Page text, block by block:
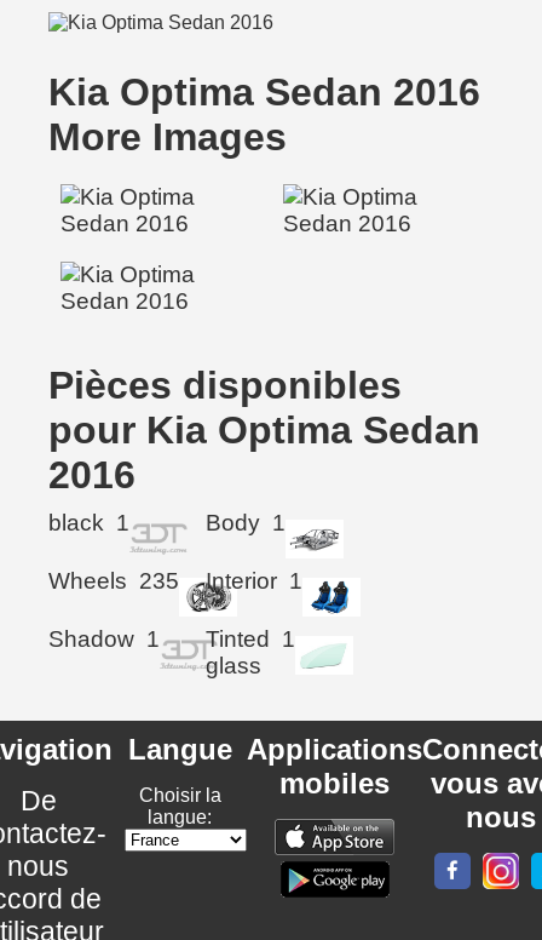
Kia Optima Sedan 2016
More Images
Pièces disponibles
pour Kia Optima Sedan
2016
black 1 Body 1
Wheels 235 Interior 1
Shadow 1
Tinted
glass
1
De
nous
de
Langue
Choisir la
langue:
Applications
mobiles
vous
nous